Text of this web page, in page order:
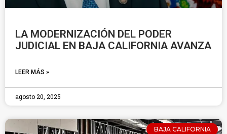
LA MODERNIZACIÓN DEL PODER
JUDICIAL EN BAJA CALIFORNIA AVANZA
LEER MÁS »
agosto 20, 2025
BAJA CALIFORNIA